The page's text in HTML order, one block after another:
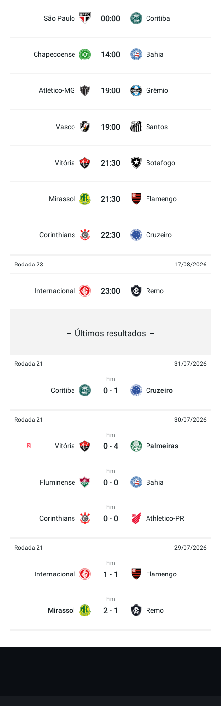
São Paulo 00:00 Coritiba
Chapecoense 14:00 Bahia
Atlético-MG 19:00 Grêmio
Vasco 19:00 Santos
Vitória 21:30 Botafogo
Mirassol 21:30 Flamengo
Corinthians 22:30 Cruzeiro
Rodada 23 17/08/2026
Internacional 23:00 Remo
Últimos resultados
Rodada 21 31/07/2026
Coritiba
Fim
0 - 1 Cruzeiro
Rodada 21 30/07/2026
Vitória
2
Fim
0 - 4 Palmeiras
Fluminense
Fim
0 - 0 Bahia
Corinthians
Fim
0 - 0 Athletico-PR
Rodada 21 29/07/2026
Internacional
Fim
1 - 1 Flamengo
Mirassol
Fim
2 - 1 Remo